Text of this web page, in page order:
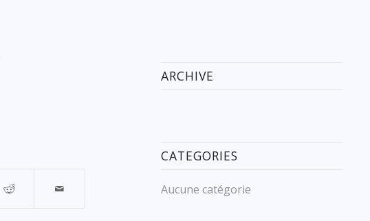
ARCHIVE
CATEGORIES
Aucune catégorie